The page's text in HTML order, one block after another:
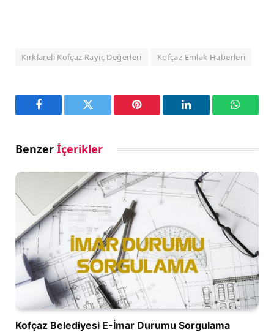
Kırklareli Kofçaz Rayiç Değerleri Kofçaz Emlak Haberleri
Facebook Twitter Pinterest LinkedIn
Benzer İçerikler
Kofçaz Belediyesi E-İmar Durumu Sorgulama